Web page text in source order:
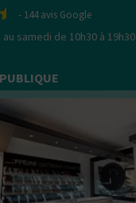
- 144avis Google
samedi de 10h30 à 19h30